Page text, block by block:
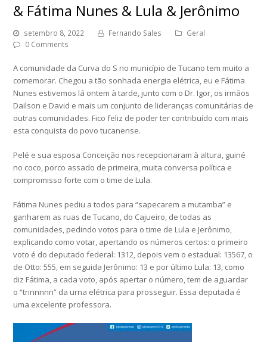
& Fátima Nunes & Lula & Jerônimo
setembro 8, 2022 Fernando Sales
Geral
0 Comments
A comunidade da Curva do S no município de Tucano tem muito a
comemorar. Chegou a tão sonhada energia elétrica, eu e Fátima
Nunes estivemos lá ontem à tarde, junto com o Dr. Igor, os irmãos
Dailson e David e mais um conjunto de lideranças comunitárias de
outras comunidades. Fico feliz de poder ter contribuído com mais
esta conquista do povo tucanense.
Pelé e sua esposa Conceição nos recepcionaram à altura, guiné
no coco, porco assado de primeira, muita conversa política e
compromisso forte com o time de Lula.
Fátima Nunes pediu a todos para “sapecarem a mutamba” e
ganharem as ruas de Tucano, do Cajueiro, de todas as
comunidades, pedindo votos para o time de Lula e Jerônimo,
explicando como votar, apertando os números certos: o primeiro
voto é do deputado federal: 1312, depois vem o estadual: 13567, o
de Otto: 555, em seguida Jerônimo: 13 e por último Lula: 13, como
diz Fátima, a cada voto, após apertar o número, tem de aguardar
o “trinnnnn” da urna elétrica para prosseguir. Essa deputada é
uma excelente professora.